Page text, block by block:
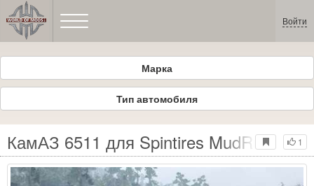
Войти
Марка
Тип автомобиля
1
КамАЗ 6511 для Spintires MudRunner